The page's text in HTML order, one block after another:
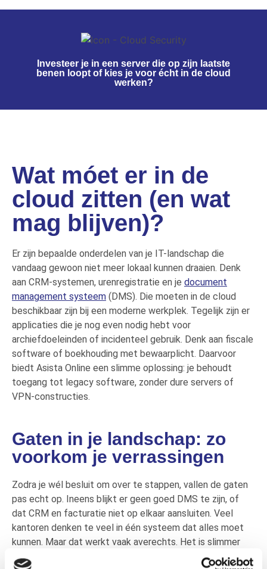
Investeer je in een server die op zijn laatste
benen loopt of kies je voor écht in de cloud
werken?
Wat móet er in de
cloud zitten (en wat
mag blijven)?
Er zijn bepaalde onderdelen van je IT-landschap die
vandaag gewoon niet meer lokaal kunnen draaien. Denk
aan CRM-systemen, urenregistratie en je document
management systeem (DMS). Die moeten in de cloud
beschikbaar zijn bij een moderne werkplek. Tegelijk zijn er
applicaties die je nog even nodig hebt voor
archiefdoeleinden of incidenteel gebruik. Denk aan fiscale
software of boekhouding met bewaarplicht. Daarvoor
biedt Asista Online een slimme oplossing: je behoudt
toegang tot legacy software, zonder dure servers of
VPN-constructies.
Gaten in je landschap: zo
voorkom je verrassingen
Zodra je wél besluit om over te stappen, vallen de gaten
pas echt op. Ineens blijkt er geen goed DMS te zijn, of
dat CRM en facturatie niet op elkaar aansluiten. Veel
kantoren denken te veel in één systeem dat alles moet
kunnen. Maar dat werkt vaak averechts. Het is slimmer
om te kiezen voor een ‘best of breed’-oplossing: de beste